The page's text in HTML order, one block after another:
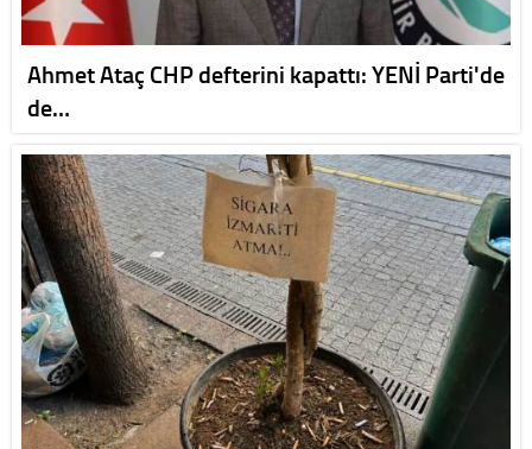
Ahmet Ataç CHP defterini kapattı: YENİ Parti'de
de…